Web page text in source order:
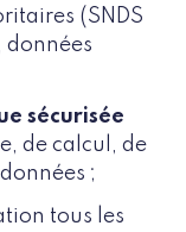
(SNDS
données
sécurisée
de calcul, de
;
tous les